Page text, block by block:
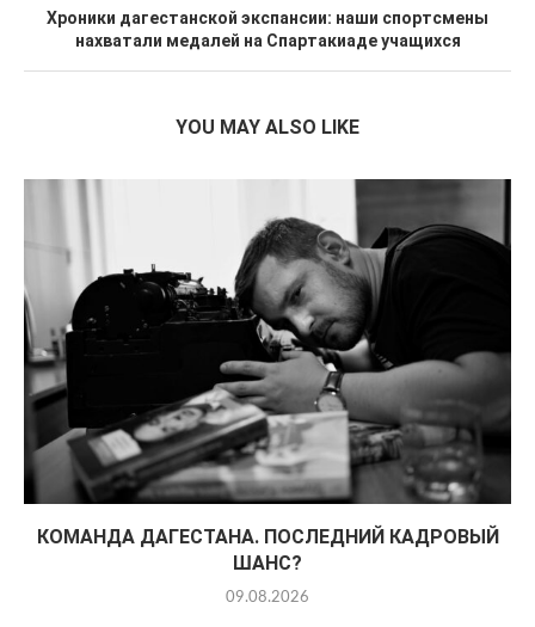
Хроники дагестанской экспансии: наши спортсмены
нахватали медалей на Спартакиаде учащихся
YOU MAY ALSO LIKE
КОМАНДА ДАГЕСТАНА. ПОСЛЕДНИЙ КАДРОВЫЙ
ШАНС?
09.08.2026